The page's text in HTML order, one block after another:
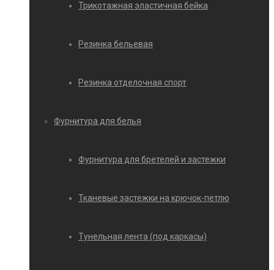
Трикотажная эластичная бейка
Резинка бельевая
Резинка отделочная спорт
Фурнитура для белья
Фурнитура для бретелей и застежки
Тканевые застежки на крючок-петлю
Тунельная лента (под каркасы)